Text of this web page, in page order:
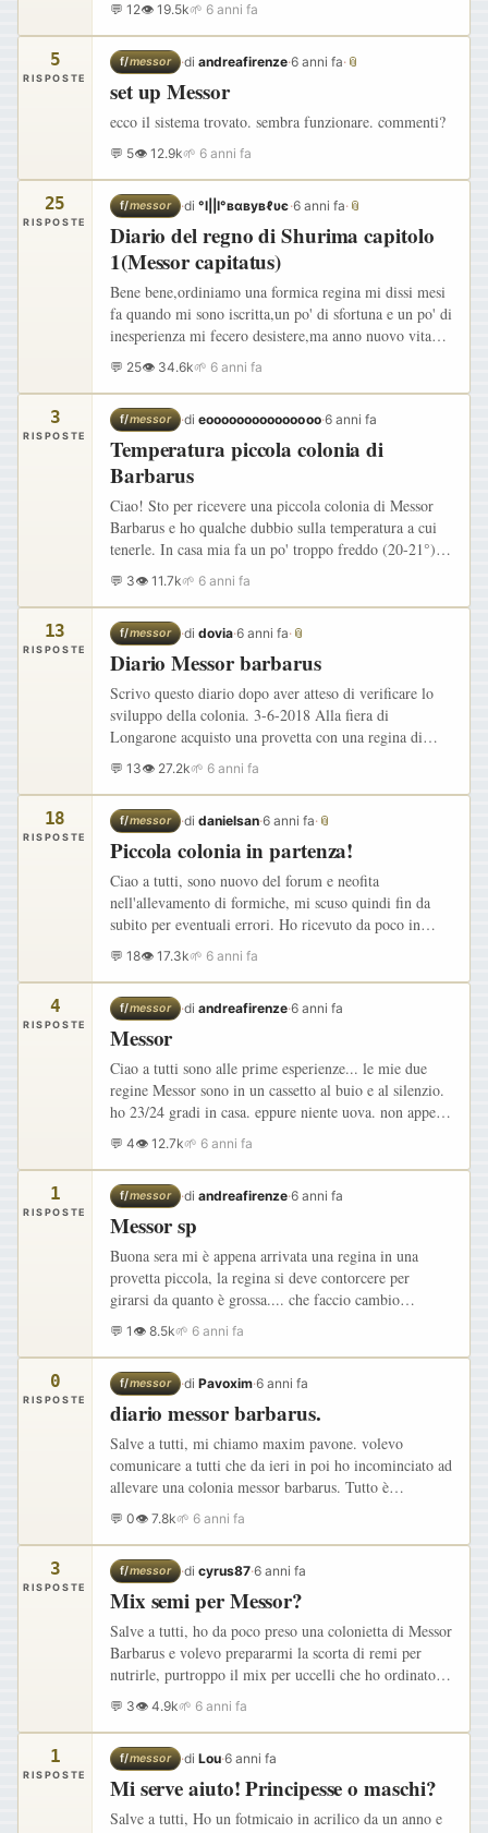
💬 12👁 19.5k🌱 6 anni fa
5
RISPOSTE
f/messor ·di andreafirenze·6 anni fa· 📎
set up Messor
ecco il sistema trovato. sembra funzionare. commenti?
💬 5👁 12.9k🌱 6 anni fa
25
RISPOSTE
f/messor ·di °l||l°вαвувℓυє·6 anni fa·📎
Diario del regno di Shurima capitolo
1(Messor capitatus)
Bene bene,ordiniamo una formica regina mi dissi mesi
fa quando mi sono iscritta,un po' di sfortuna e un po' di
inesperienza mi fecero desistere,ma anno nuovo vita
nuova no? Così eccoci qua tra le mani una splendida…
💬 25👁 34.6k🌱 6 anni fa
3
RISPOSTE
f/messor ·di eooooooooooooooo·6 anni fa
Temperatura piccola colonia di
Barbarus
Ciao! Sto per ricevere una piccola colonia di Messor
Barbarus e ho qualche dubbio sulla temperatura a cui
tenerle. In casa mia fa un po' troppo freddo (20-21°)
per loro, ma ho un tappetino riscaldante abbastanza
debole…
💬 3👁 11.7k🌱 6 anni fa
13
RISPOSTE
f/messor ·di dovia·6 anni fa·📎
Diario Messor barbarus
Scrivo questo diario dopo aver atteso di verificare lo
sviluppo della colonia. 3-6-2018 Alla fiera di
Longarone acquisto una provetta con una regina di
messor e 6 operaie ,3 minori e 3 medie, più alcune
larve e uova.…
💬 13👁 27.2k🌱 6 anni fa
18
RISPOSTE
f/messor ·di danielsan·6 anni fa· 📎
Piccola colonia in partenza!
Ciao a tutti, sono nuovo del forum e neofita
nell'allevamento di formiche, mi scuso quindi fin da
subito per eventuali errori. Ho ricevuto da poco in
regalo una piccola colonia di Messor barbarus
acquistata su AntHouse…
💬 18👁 17.3k🌱 6 anni fa
4
RISPOSTE
f/messor ·di andreafirenze·6 anni fa
Messor
Ciao a tutti sono alle prime esperienze... le mie due
regine Messor sono in un cassetto al buio e al silenzio.
ho 23/24 gradi in casa. eppure niente uova. non appena
vado a vedere come stanno ( e lo faccio una volta…
💬 4👁 12.7k🌱 6 anni fa
1
RISPOSTE
f/messor ·di andreafirenze·6 anni fa
Messor sp
Buona sera mi è appena arrivata una regina in una
provetta piccola, la regina si deve contorcere per
girarsi da quanto è grossa.... che faccio cambio
provetta prima della diapausa ?
💬 1 👁 8.5k🌱 6 anni fa
0
RISPOSTE
f/messor ·di Pavoxim·6 anni fa
diario messor barbarus.
Salve a tutti, mi chiamo maxim pavone. volevo
comunicare a tutti che da ieri in poi ho incominciato ad
allevare una colonia messor barbarus. Tutto è
incominciato 2 anni fa di quando mi sono incuriosito a
vedere e…
💬 0👁 7.8k🌱 6 anni fa
3
RISPOSTE
f/messor ·di cyrus87·6 anni fa
Mix semi per Messor?
Salve a tutti, ho da poco preso una colonietta di Messor
Barbarus e volevo prepararmi la scorta di remi per
nutrirle, purtroppo il mix per uccelli che ho ordinato
via web a guardarlo dal vivo non sono sicuro che sia…
💬 3👁 4.9k🌱 6 anni fa
1
RISPOSTE
f/messor ·di Lou·6 anni fa
Mi serve aiuto! Principesse o maschi?
Salve a tutti, Ho un fotmicaio in acrilico da un anno e